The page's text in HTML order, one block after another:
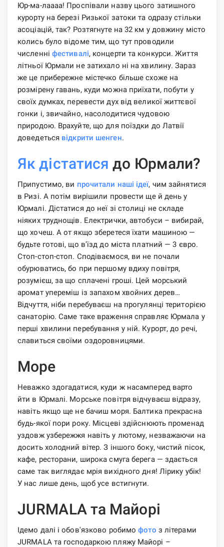
Юр-ма-лаааа! Проспівали назву цього затишного
курорту на березі Ризької затоки та одразу стільки
асоціацій, так? Розтягнуте на 32 км у довжину місто
колись було відоме тим, що тут проводили
численні фестивалі, концерти та конкурси. Життя
літньої Юрмали не затихало ні на хвилину. Зараз
же це прибережне містечко більше схоже на
розмірену гавань, куди можна приїхати, побути у
своїх думках, перевести дух від великої життєвої
гонки і, звичайно, насолодитися чудовою
природою. Врахуйте, що для поїздки до Латвії
доведеться відкрити шенген.
Як дістатися до Юрмали?
Припустимо, ви прочитали наші ідеї, чим зайнятися
в Ризі. А потім вирішили провести ще й день у
Юрмалі. Дістатися до неї зі столиці не складе
ніяких труднощів. Електрички, автобуси – вибирай,
що хочеш. А от якщо зберетеся їхати машиною —
будьте готові, що в'їзд до міста платний — 3 євро.
Стоп-стоп-стоп. Сподіваємося, ви не почали
обурюватись, бо при першому вдиху повітря,
розумієш, за що сплачені гроші. Цей морський
аромат упереміш із запахом хвойних дерев…
Відчуття, ніби перебуваєш на прогулянці територією
санаторію. Саме таке враження справляє Юрмала у
перші хвилини перебування у ній. Курорт, до речі,
славиться своїми оздоровницями.
Море
Неважко здогадатися, куди ж насамперед варто
йти в Юрмалі. Морське повітря відчуваєш відразу,
навіть якщо ще не бачиш моря. Балтика прекрасна
будь-якої пори року. Місцеві здійснюють променад
уздовж узбережжя навіть у лютому, незважаючи на
досить холодний вітер. З іншого боку, чистий пісок,
кафе, ресторани, широка смуга берега — здається
саме так виглядає мрія вихідного дня! Лірику убік!
У нас лише день, щоб усе встигнути.
JURMALA та Майорі
Ідемо далі і обов'язково робимофото з літерами
JURMALA та господаркою пляжу Майорі –